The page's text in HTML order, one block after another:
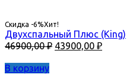
Скидка -6%Хит!
Двухспальный Плюс (King)
46900,00₽ Первоначальная
43900,00 ₽Текущая
В корзину